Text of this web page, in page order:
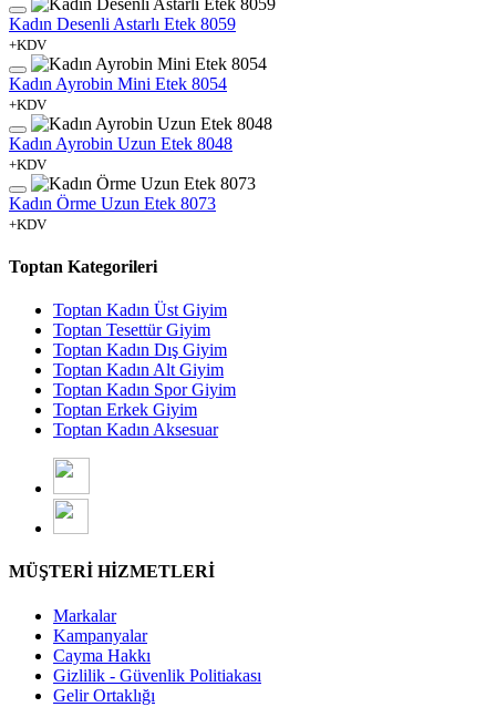
Kadın Desenli Astarlı Etek 8059
+KDV
Kadın Ayrobin Mini Etek 8054
+KDV
Kadın Ayrobin Uzun Etek 8048
+KDV
Kadın Örme Uzun Etek 8073
+KDV
Toptan Kategorileri
Toptan Kadın Üst Giyim
Toptan Tesettür Giyim
Toptan Kadın Dış Giyim
Toptan Kadın Alt Giyim
Toptan Kadın Spor Giyim
Toptan Erkek Giyim
Toptan Kadın Aksesuar
MÜŞTERİ HİZMETLERİ
Markalar
Kampanyalar
Cayma Hakkı
Gizlilik - Güvenlik Politiakası
Gelir Ortaklığı